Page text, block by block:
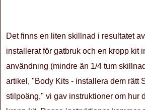
Det finns en liten skillnad i resultatet
installerat för gatbruk och en kropp kit
användning (mindre än 1/4 tum
artikel, "Body Kits - installera dem rätt
stilpoäng," vi gav instruktioner om hur